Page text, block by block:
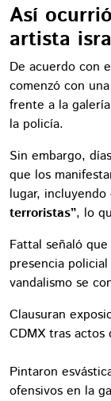
Así
artista
De acuerdo con
comenzó con
frente a la
la policía.
Sin embargo,
que los
lugar, incluyendo
terroristas”, lo
Fattal señaló
presencia
vandalismo se
Clausuran
CDMX tras actos
Pintaron
ofensivos en la